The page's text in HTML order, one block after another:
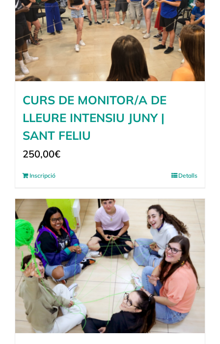
CURS DE MONITOR/A DE
LLEURE INTENSIU JUNY |
SANT FELIU
250,00€
Inscripció Detalls